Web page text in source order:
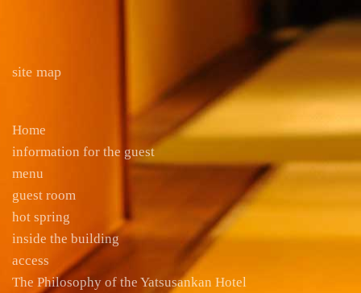
site map
Home
information for the guest
menu
guest room
hot spring
inside the building
access
The Philosophy of the Yatsusankan Hotel